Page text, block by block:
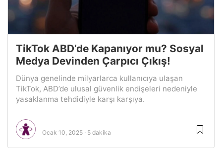
TikTok ABD’de Kapanıyor mu? Sosyal
Medya Devinden Çarpıcı Çıkış!
Dünya genelinde milyarlarca kullanıcıya ulaşan
TikTok, ABD’de ulusal güvenlik endişeleri nedeniyle
yasaklanma tehdidiyle karşı karşıya.
Ocak 10, 2025 5 dakika